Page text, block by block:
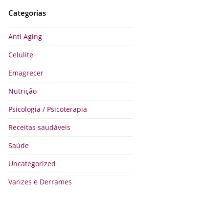
Categorias
Anti Aging
Celulite
Emagrecer
Nutrição
Psicologia / Psicoterapia
Receitas saudáveis
Saúde
Uncategorized
Varizes e Derrames